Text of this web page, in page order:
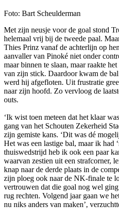
Foto: Bart Scheulderman
Met zijn neusje voor de goal stond
helemaal vrij bij de tweede paal.
Thies Prinz vanaf de achterlijn op
aanvaller van Pinoké niet onder
maar binnen te slaan, maar raakte
van zijn stick. Daardoor kwam de
werd hij afgefloten. Uit frustratie
naar zijn hoofd. Zo vervloog de
outs.
‘Ik wist toen meteen dat het klaar
gang van het Schouten Zekerheid
zijn gemiste kans. ‘Dit was dé
Het was een lastige bal, maar ik had
thuiswedstrijd heb ik ook een paar
waarvan zestien uit een strafcorner,
knap naar de derde plaats in de
zijn ploeg ook naar de NK-finale te
vertrouwen dat die goal nog wel
rug rechten. Volgend jaar gaan we
nu niks anders van maken’,